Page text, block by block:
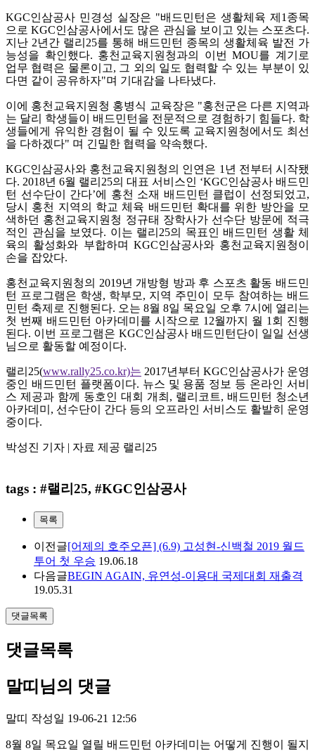
KGC인삼공사 민경성 실장은 "배드민턴은 생활체육 제1종목
으로 KGC인삼공사에서도 많은 관심을 보이고 있는 스포츠다.
지난 2년간 랠리25를 통해 배드민턴 종목의 생활체육 발전 가
능성을 확인했다. 홍천교육지원청과의 이번 MOU를 계기로
업무 협력은 물론이고, 그 외의 일도 협력할 수 있는 부분이 있
다면 같이 공유하자"며 기대감을 나타냈다.
이에 홍천교육지원청 홍병식 교육장은 "홍천군은 다른 지역과
는 달리 학생들이 배드민턴을 전문적으로 경험하기 힘들다. 학
생들에게 유익한 경험이 될 수 있도록 교육지원청에서도 최선
을 다하겠다" 며 긴밀한 협력을 약속했다.
KGC인삼공사와 홍천교육지원청의 인연은 1년 전부터 시작됐
다. 2018년 6월 랠리25의 대표 서비스인 ‘KGC인삼공사 배드민
턴 선수단이 간다’에 홍천 소재 배드민턴 클럽이 선정되었고,
당시 홍천 지역의 학교 체육 배드민턴 확대를 위한 방안을 모
색하던 홍천교육지원청 정규태 장학사가 선수단 방문에 적극
적인 관심을 보였다. 이는 랠리25의 목표인 배드민턴 생활 체
육의 활성화와 부합하며 KGC인삼공사와 홍천교육지원청이
손을 잡았다.
홍천교육지원청의 2019년 개방형 방과 후 스포츠 활동 배드민
턴 프로그램은 학생, 학부모, 지역 주민이 모두 참여하는 배드
민턴 축제로 진행된다. 오는 8월 8일 목요일 오후 7시에 열리는
첫 번째 배드민턴 아카데미를 시작으로 12월까지 월 1회 진행
된다. 이번 프로그램은 KGC인삼공사 배드민턴단이 일일 선생
님으로 활동할 예정이다.
랠리25(www.rally25.co.kr)는 2017년부터 KGC인삼공사가 운영
중인 배드민턴 플랫폼이다. 뉴스 및 용품 정보 등 온라인 서비
스 제공과 함께 동호인 대회 개최, 랠리코트, 배드민턴 청소년
아카데미, 선수단이 간다 등의 오프라인 서비스도 활발히 운영
중이다.
박성진 기자 | 자료 제공 랠리25
tags : #랠리25, #KGC인삼공사
목록
이전글[어제의 호주오픈] (6.9) 고성현-신백철 2019 월드
투어 첫 우승 19.06.18
다음글BEGIN AGAIN, 유연성-이용대 국제대회 재출격
19.05.31
댓글목록
댓글목록
말띠님의 댓글
말띠 작성일 19-06-21 12:56
8월 8일 목요일 열릴 배드민턴 아카데미는 어떻게 진행이 될지